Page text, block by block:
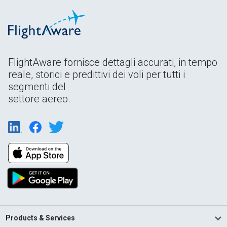
FlightAware fornisce dettagli accurati, in tempo
reale, storici e predittivi dei voli per tutti i
segmenti del
settore aereo.
Products & Services